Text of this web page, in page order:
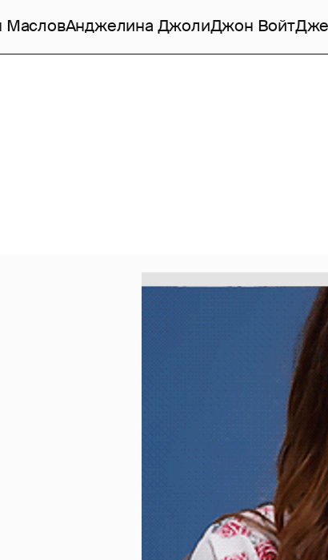
МасловАнджелина ДжолиДжон Войт